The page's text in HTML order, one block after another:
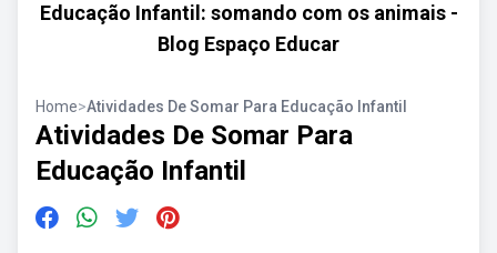
Educação Infantil: somando com os animais -
Blog Espaço Educar
Home>Atividades De Somar Para Educação Infantil
Atividades De Somar Para
Educação Infantil